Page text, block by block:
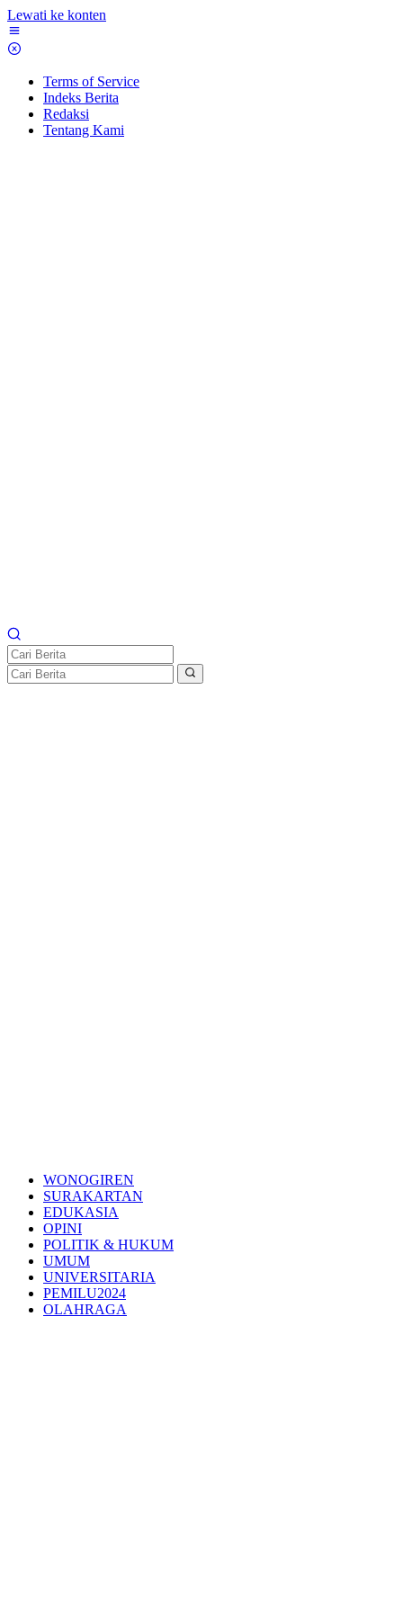
Lewati ke konten
Terms of Service
Indeks Berita
Redaksi
Tentang Kami
WONOGIREN
SURAKARTAN
EDUKASIA
OPINI
POLITIK & HUKUM
UMUM
UNIVERSITARIA
PEMILU2024
OLAHRAGA